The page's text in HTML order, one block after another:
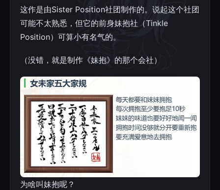
这作是由Sister Position社团制作的。说起这个社团
可能不太熟悉，但它的前身妹抱社（Tinkle
Position）可算小有名气的。
（没错，就是制作《妹抱》的那个会社）
为啥叫妹抱呢？